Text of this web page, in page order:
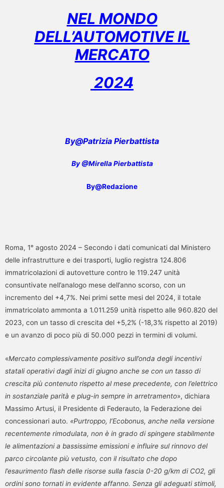
NEL MONDO
DELL’AUTOMOTIVE IL
MERCATO
2024
By@Patrizia Pierbattista
By @Mirella Pierbattista
By@Redazione
Roma, 1° agosto 2024 – Secondo i dati comunicati dal Ministero
delle infrastrutture e dei trasporti, luglio registra 124.806
immatricolazioni di autovetture contro le 119.247 unità
consuntivate nell’analogo mese dell’anno scorso, con un
incremento del +4,7%. Nei primi sette mesi del 2024, il totale
immatricolato ammonta a 1.011.259 unità rispetto alle 960.820 del
2023, con un tasso di crescita del +5,2% (-18,3% rispetto al 2019)
e un avanzo di poco più di 50.000 pezzi in termini di volumi.
«Mercato complessivamente positivo sull’onda degli incentivi
statali operativi dagli inizi di giugno anche se con un tasso di
crescita più contenuto rispetto al mese precedente, con l’elettrico
in sostanziale parità e plug-in sempre in arretramento», dichiara
Massimo Artusi, il Presidente di Federauto, la Federazione dei
concessionari auto. «Purtroppo, l’Ecobonus, anche nella versione
recentemente rimodulata, non è in grado di spingere stabilmente
le alimentazioni a bassissime emissioni e influire sul rinnovo del
parco circolante più vetusto, con il risultato che dopo
l’esaurimento flash delle risorse sulla fascia 0-20 g/km di CO2, gli
ordini sono tornati in evidente affanno. Senza gli adeguati stimoli,